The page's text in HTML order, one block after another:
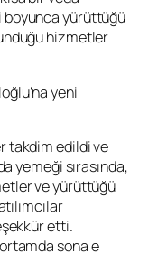
boyunca yürüttüğü
hizmetler
yeni
takdim edildi ve
yemeği sırasında,
ve yürüttüğü
etti.
sona e